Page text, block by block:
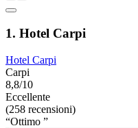
1. Hotel Carpi
Hotel Carpi
Carpi
8,8/10
Eccellente
(258 recensioni)
“Ottimo ”